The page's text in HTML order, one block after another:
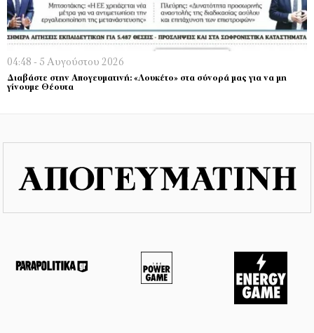
04:48 - 5 Αυγούστου 2026
Διαβάστε στην Απογευματινή: «Λουκέτο» στα σύνορά μας για να μη
γίνουμε Θέουτα